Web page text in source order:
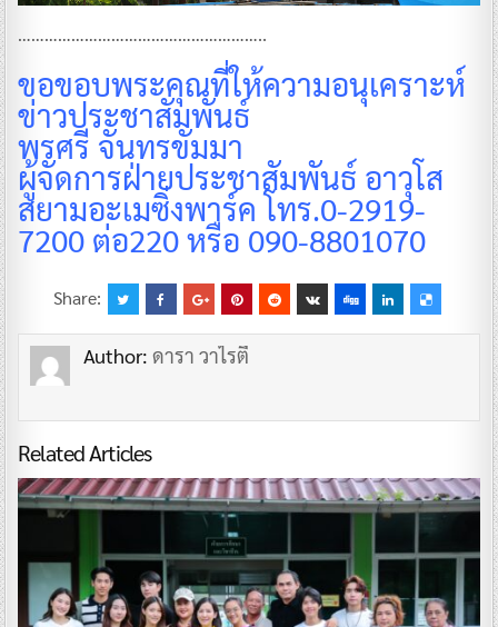
………………………………………………..
ขอขอบพระคุณที่ให้ความอนุเคราะห์
ข่าวประชาสัมพันธ์
พรศรี จันทรขัมมา
ผู้จัดการฝ่ายประชาสัมพันธ์ อาวุโส
สยามอะเมซิ่งพาร์ค โทร.0-2919-
7200 ต่อ220 หรือ 090-8801070
Share:
Author: ดารา วาไรตี้
Related Articles